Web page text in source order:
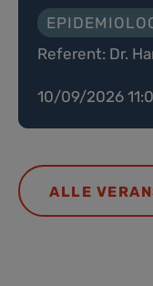
Referent: Dr.
10/09/2026
ALLE